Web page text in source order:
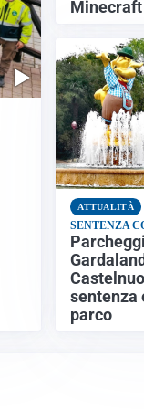
ATTUALITÀ
SENTENZA
sentenza
parco